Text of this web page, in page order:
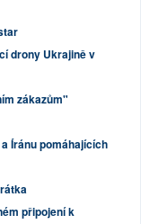
drony Ukrajině v
zákazům"
Íránu pomáhajících
připojení k